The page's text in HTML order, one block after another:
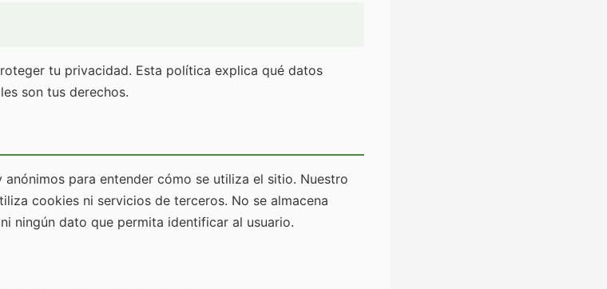
tu privacidad. Esta política explica qué datos
son tus derechos.
para entender cómo se utiliza el sitio. Nuestro
cookies ni servicios de terceros. No se almacena
ningún dato que permita identificar al usuario.